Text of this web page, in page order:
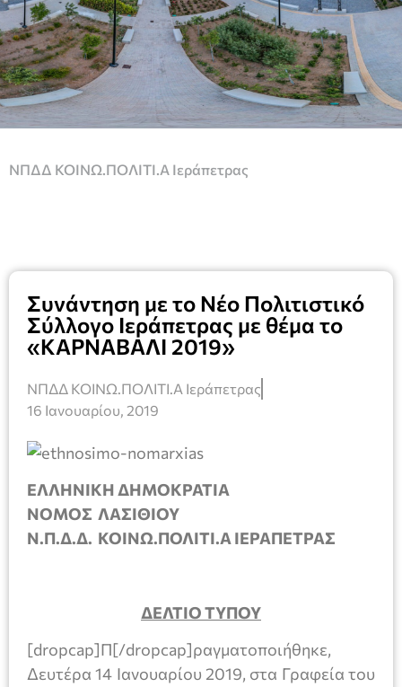
ΝΠΔΔ ΚΟΙΝΩ.ΠΟΛΙΤΙ.Α Ιεράπετρας
Συνάντηση με το Νέο Πολιτιστικό
Σύλλογο Ιεράπετρας με θέμα το
«ΚΑΡΝΑΒΑΛΙ 2019»
ΝΠΔΔ ΚΟΙΝΩ.ΠΟΛΙΤΙ.Α Ιεράπετρας
16 Ιανουαρίου, 2019
ΕΛΛΗΝΙΚΗ ΔΗΜΟΚΡΑΤΙΑ
ΝΟΜΟΣ ΛΑΣΙΘΙΟΥ
Ν.Π.Δ.Δ. ΚΟΙΝΩ.ΠΟΛΙΤΙ.Α ΙΕΡΑΠΕΤΡΑΣ
ΔΕΛΤΙΟ ΤΥΠΟΥ
[dropcap]Π[/dropcap]ραγματοποιήθηκε,
Δευτέρα 14 Ιανουαρίου 2019, στα Γραφεία του